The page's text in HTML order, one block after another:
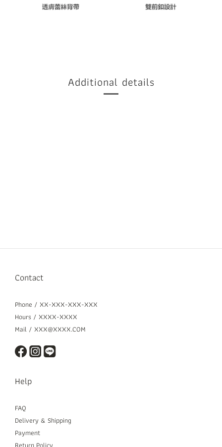
Additional details
Contact
Phone / XX-XXX-XXX-XXX
Hours / XXXX-XXXX
Mail / XXX@XXXX.COM
Help
FAQ
Delivery & Shipping
Payment